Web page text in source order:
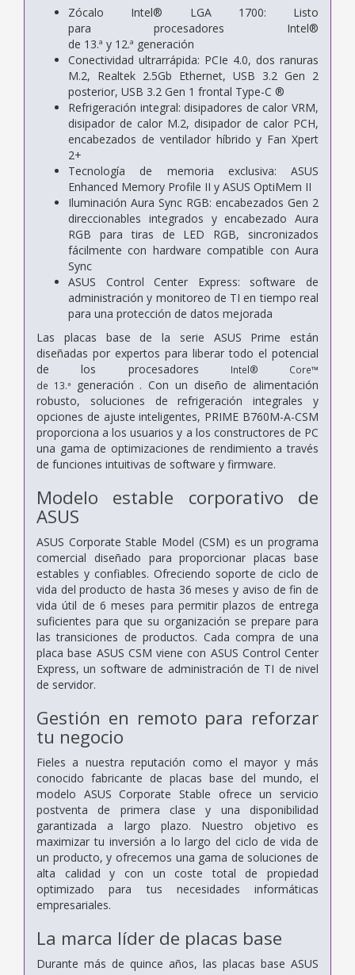
Zócalo Intel® LGA 1700: Listo
para procesadores Intel®
de 13.ª y 12.ª generación
Conectividad ultrarrápida: PCIe 4.0, dos ranuras
M.2, Realtek 2.5Gb Ethernet, USB 3.2 Gen 2
posterior, USB 3.2 Gen 1 frontal Type-C ®
Refrigeración integral: disipadores de calor VRM,
disipador de calor M.2, disipador de calor PCH,
encabezados de ventilador híbrido y Fan Xpert
2+
Tecnología de memoria exclusiva: ASUS
Enhanced Memory Profile II y ASUS OptiMem II
Iluminación Aura Sync RGB: encabezados Gen 2
direccionables integrados y encabezado Aura
RGB para tiras de LED RGB, sincronizados
fácilmente con hardware compatible con Aura
Sync
ASUS Control Center Express: software de
administración y monitoreo de TI en tiempo real
para una protección de datos mejorada
Las placas base de la serie ASUS Prime están
diseñadas por expertos para liberar todo el potencial
de los procesadores
Intel® Core™
de 13.ªgeneración . Con un diseño de alimentación
robusto, soluciones de refrigeración integrales y
opciones de ajuste inteligentes, PRIME B760M-A-CSM
proporciona a los usuarios y a los constructores de PC
una gama de optimizaciones de rendimiento a través
de funciones intuitivas de software y firmware.
Modelo estable corporativo de
ASUS
ASUS Corporate Stable Model (CSM) es un programa
comercial diseñado para proporcionar placas base
estables y confiables. Ofreciendo soporte de ciclo de
vida del producto de hasta 36 meses y aviso de fin de
vida útil de 6 meses para permitir plazos de entrega
suficientes para que su organización se prepare para
las transiciones de productos. Cada compra de una
placa base ASUS CSM viene con ASUS Control Center
Express, un software de administración de TI de nivel
de servidor.
Gestión en remoto para reforzar
tu negocio
Fieles a nuestra reputación como el mayor y más
conocido fabricante de placas base del mundo, el
modelo ASUS Corporate Stable ofrece un servicio
postventa de primera clase y una disponibilidad
garantizada a largo plazo. Nuestro objetivo es
maximizar tu inversión a lo largo del ciclo de vida de
un producto, y ofrecemos una gama de soluciones de
alta calidad y con un coste total de propiedad
optimizado para tus necesidades informáticas
empresariales.
La marca líder de placas base
Durante más de quince años, las placas base ASUS